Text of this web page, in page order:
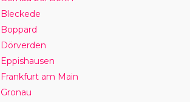
Bleckede
Boppard
Dörverden
Eppishausen
Frankfurt am Main
Gronau